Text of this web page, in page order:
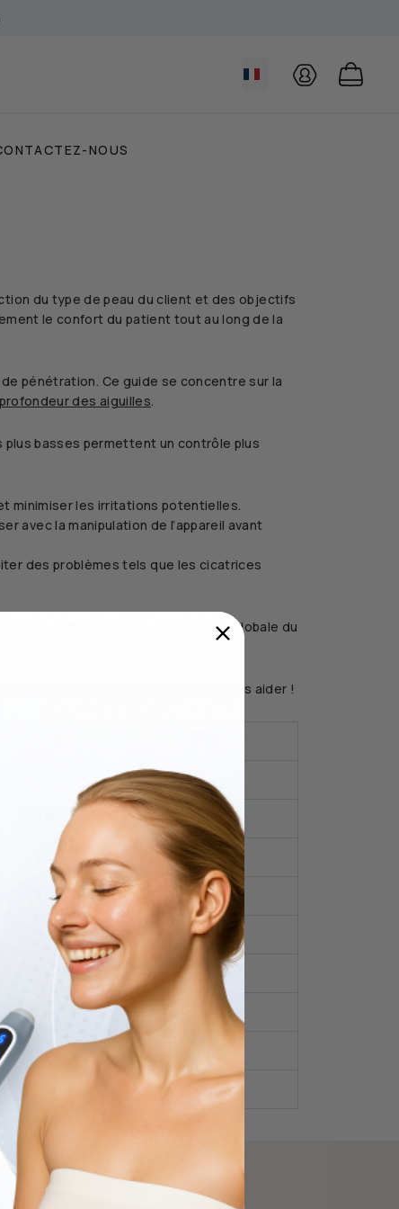
COMPTE
NOUS
du type de peau du client et des objectifs
le confort du patient tout au long de la
pénétration. Ce guide se concentre sur la
des aiguilles.
basses permettent un contrôle plus
minimiser les irritations potentielles.
avec la manipulation de l’appareil avant
des problèmes tels que les cicatrices
l’efficacité et la satisfaction globale du
client se feront un plaisir de vous aider !
1-3
1-3
1-2
2-4